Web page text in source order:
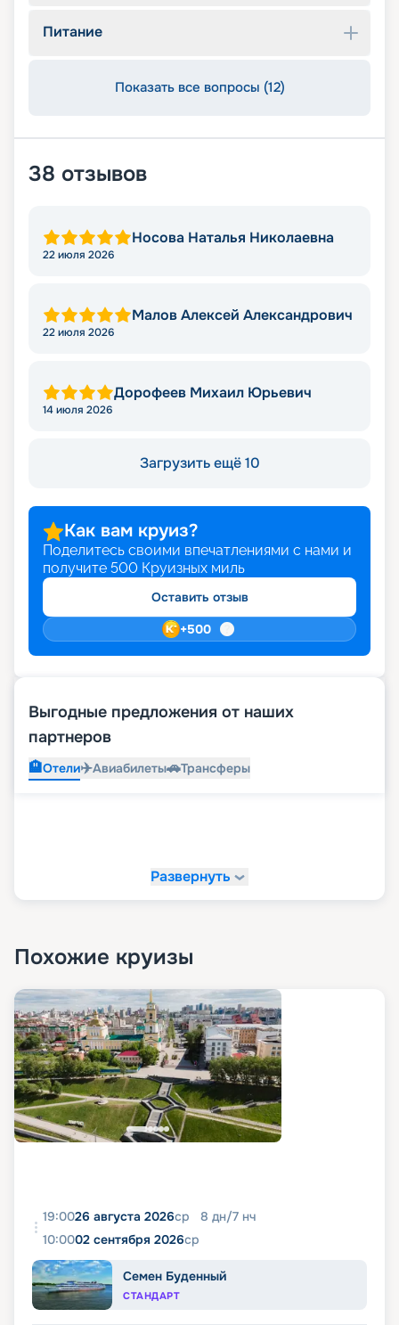
Питание
Показать все вопросы (12)
38 отзывов
Носова Наталья Николаевна
22 июля 2026
Малов Алексей Александрович
22 июля 2026
Дорофеев Михаил Юрьевич
14 июля 2026
Загрузить ещё 10
Как вам круиз?
Поделитесь своими впечатлениями с нами и
получите 500 Круизных миль
Оставить отзыв
+500
Выгодные предложения от наших
партнеров
🏨Отели✈️Авиабилеты🚗Трансферы
Развернуть
Похожие круизы
19:0026 августа 2026ср 8 дн/7 нч
10:0002 сентября 2026ср
Семен Буденный
СТАНДАРТ